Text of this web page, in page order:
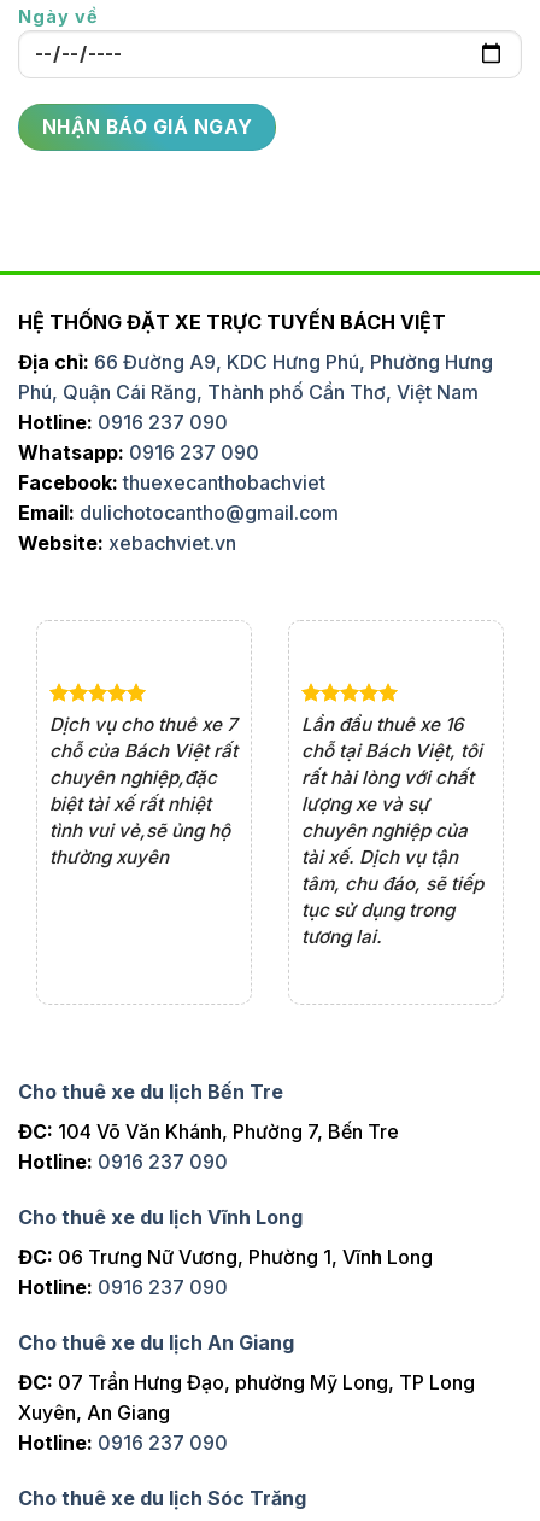
Ngày về
HỆ THỐNG ĐẶT XE TRỰC TUYẾN BÁCH VIỆT
Địa chỉ: 66 Đường A9, KDC Hưng Phú, Phường Hưng
Phú, Quận Cái Răng, Thành phố Cần Thơ, Việt Nam
Hotline: 0916 237 090
Whatsapp: 0916 237 090
Facebook: thuexecanthobachviet
Email: dulichotocantho@gmail.com
Website: xebachviet.vn
Dịch vụ cho thuê xe 7
chỗ của Bách Việt rất
chuyên nghiệp,đặc
biệt tài xế rất nhiệt
tình vui vẻ,sẽ ủng hộ
thường xuyên
Lần đầu thuê xe 16
chỗ tại Bách Việt, tôi
rất hài lòng với chất
lượng xe và sự
chuyên nghiệp của
tài xế. Dịch vụ tận
tâm, chu đáo, sẽ tiếp
tục sử dụng trong
tương lai.
Cho thuê xe du lịch Bến Tre
ĐC: 104 Võ Văn Khánh, Phường 7, Bến Tre
Hotline: 0916 237 090
Cho thuê xe du lịch Vĩnh Long
ĐC: 06 Trưng Nữ Vương, Phường 1, Vĩnh Long
Hotline: 0916 237 090
Cho thuê xe du lịch An Giang
ĐC: 07 Trần Hưng Đạo, phường Mỹ Long, TP Long
Xuyên, An Giang
Hotline: 0916 237 090
Cho thuê xe du lịch Sóc Trăng